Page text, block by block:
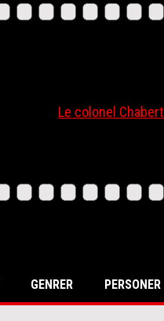
Le colonel Chabert (1994)
GENRER PERSONER